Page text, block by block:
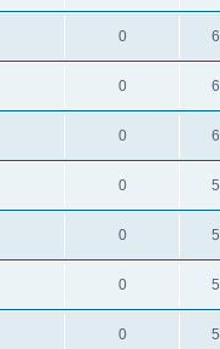
0
0
0
0
0
0
0